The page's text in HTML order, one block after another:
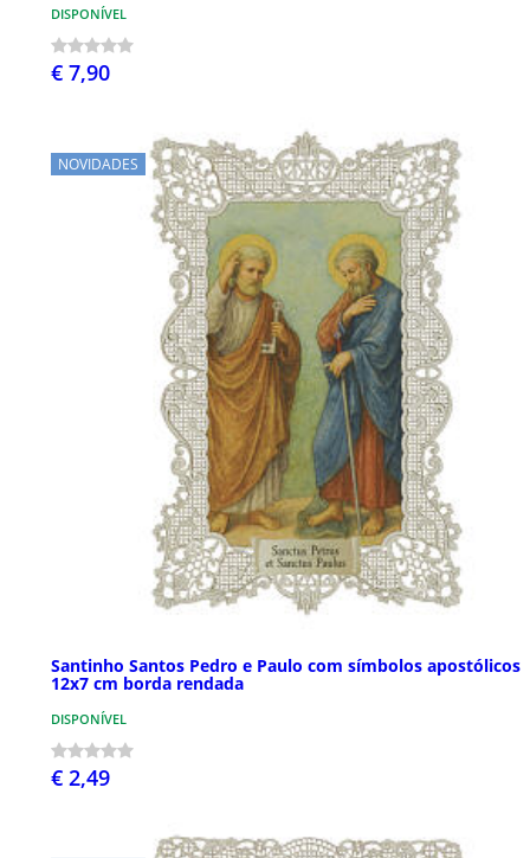
DISPONÍVEL
€ 7,90
NOVIDADES
Santinho Santos Pedro e Paulo com símbolos apostólicos
12x7 cm borda rendada
DISPONÍVEL
€ 2,49